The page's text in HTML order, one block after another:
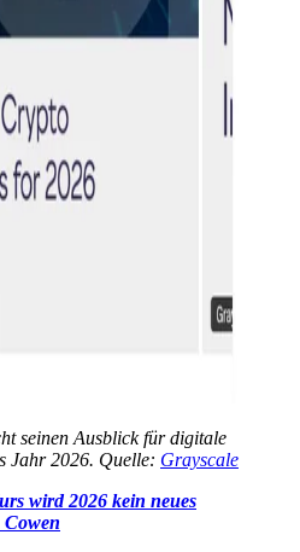
seinen Ausblick für digitale
Jahr 2026. Quelle: Grayscale
wird 2026 kein neues